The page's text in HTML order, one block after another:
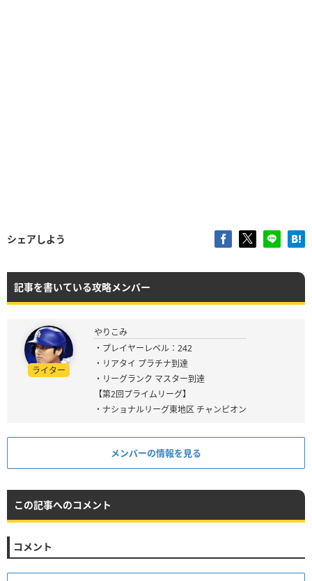
シェアしよう
記事を書いている攻略メンバー
ライター
やりこみ
・プレイヤーレベル：242
・リアタイ プラチナ到達
・リーグランク マスター到達
【第2回プライムリーグ】
・ナショナルリーグ東地区 チャンピオン
メンバーの情報を見る
この記事へのコメント
コメント